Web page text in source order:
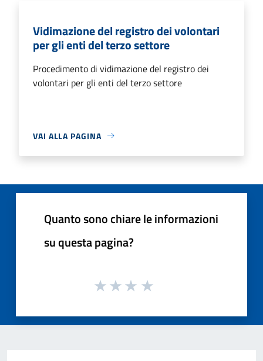
Vidimazione del registro dei volontari
per gli enti del terzo settore
Procedimento di vidimazione del registro dei
volontari per gli enti del terzo settore
VAI ALLA PAGINA
Quanto sono chiare le informazioni
su questa pagina?